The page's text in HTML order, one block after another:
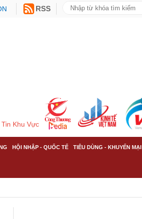
RSS
Tin Khu Vực
HỘI NHẬP - QUỐC TẾ TIÊU DÙNG - KHUYẾN MẠI